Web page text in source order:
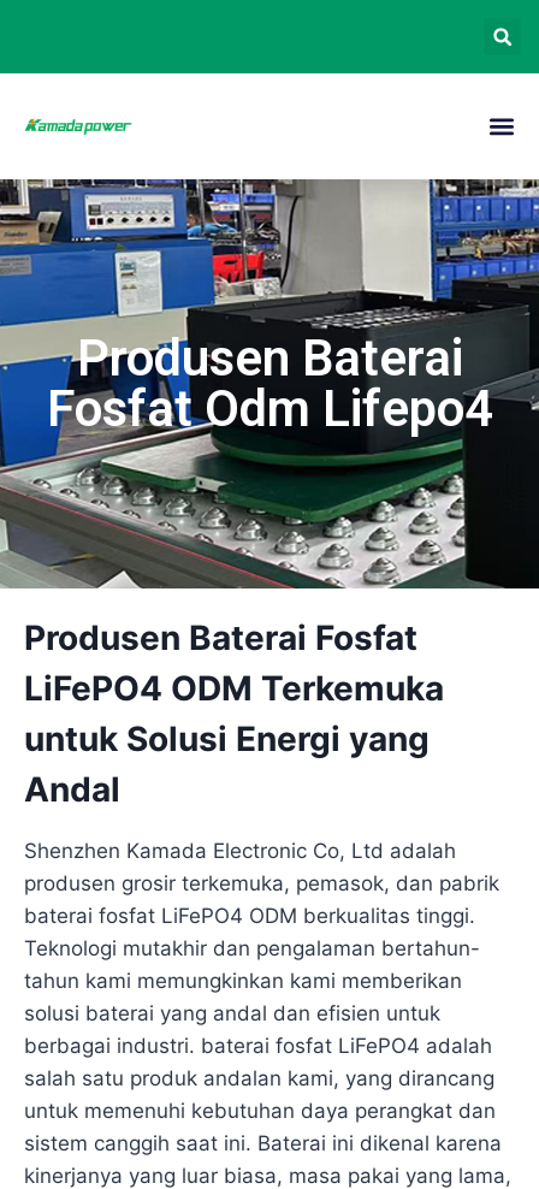
Produsen Baterai
Fosfat Odm Lifepo4
Produsen Baterai Fosfat
LiFePO4 ODM Terkemuka
untuk Solusi Energi yang
Andal
Shenzhen Kamada Electronic Co, Ltd adalah
produsen grosir terkemuka, pemasok, dan pabrik
baterai fosfat LiFePO4 ODM berkualitas tinggi.
Teknologi mutakhir dan pengalaman bertahun-
tahun kami memungkinkan kami memberikan
solusi baterai yang andal dan efisien untuk
berbagai industri. baterai fosfat LiFePO4 adalah
salah satu produk andalan kami, yang dirancang
untuk memenuhi kebutuhan daya perangkat dan
sistem canggih saat ini. Baterai ini dikenal karena
kinerjanya yang luar biasa, masa pakai yang lama,